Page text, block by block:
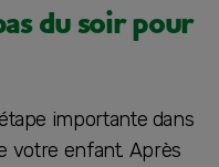
du soir pour
importante dans
votre enfant. Après